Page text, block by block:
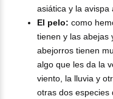
asiática y la avispa
El pelo: como
tienen y las abejas
abejorros tienen
algo que les da la
viento, la lluvia y
otras dos especies